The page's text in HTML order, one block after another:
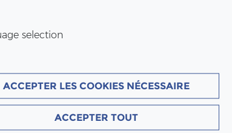
selection
ACCEPTER LES COOKIES NÉCESSAIRE
ACCEPTER TOUT